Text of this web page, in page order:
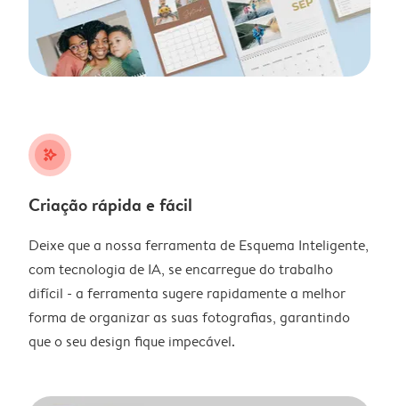
stars_plus
Criação rápida e fácil
Deixe que a nossa ferramenta de Esquema Inteligente,
com tecnologia de IA, se encarregue do trabalho
difícil - a ferramenta sugere rapidamente a melhor
forma de organizar as suas fotografias, garantindo
que o seu design fique impecável.